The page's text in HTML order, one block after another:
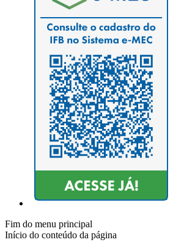
Fim do menu principal
Início do conteúdo da página